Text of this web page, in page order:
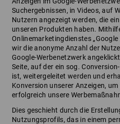
Suchergebnissen, in Videos, auf
Nutzern angezeigt werden, die
unseren Produkten haben.
Onlinemarketingdienstes
wir die anonyme Anzahl der
Google-Werbenetzwerk
Seite, auf der ein sog.
ist, weitergeleitet werden und
Konversion unserer Anzeigen,
erfolgreich unsere
Dies geschieht durch die
Nutzungsprofils, das in einem